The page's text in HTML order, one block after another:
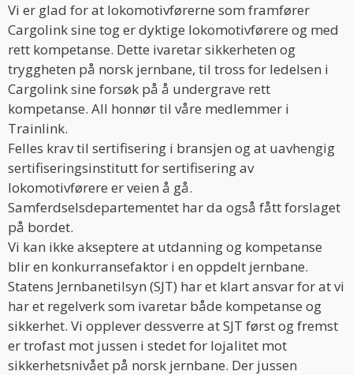
Vi er glad for at lokomotivførerne som framfører
Cargolink sine tog er dyktige lokomotivførere og med
rett kompetanse. Dette ivaretar sikkerheten og
tryggheten på norsk jernbane, til tross for ledelsen i
Cargolink sine forsøk på å undergrave rett
kompetanse. All honnør til våre medlemmer i
Trainlink.
Felles krav til sertifisering i bransjen og at uavhengig
sertifiseringsinstitutt for sertifisering av
lokomotivførere er veien å gå.
Samferdselsdepartementet har da også fått forslaget
på bordet.
Vi kan ikke akseptere at utdanning og kompetanse
blir en konkurransefaktor i en oppdelt jernbane.
Statens Jernbanetilsyn (SJT) har et klart ansvar for at vi
har et regelverk som ivaretar både kompetanse og
sikkerhet. Vi opplever dessverre at SJT først og fremst
er trofast mot jussen i stedet for lojalitet mot
sikkerhetsnivået på norsk jernbane. Der jussen